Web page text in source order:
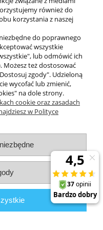
Koszalin // NIP669-050-03-43
sklep@zuma-line.pl
również do
korzystania z naszej
do poprawnego
wszystkie
lub odmówić ich
Możesz też dostosować
zgody". Udzieloną
wycofać lub zmienić,
na dole strony.
cookie oraz zasadach
w Polityce